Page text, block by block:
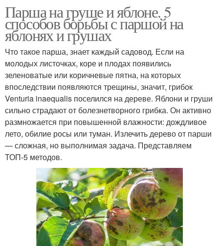
Парша на груше и яблоне. 5
способов борьбы с паршой на
яблонях и грушах
Что такое парша, знает каждый садовод. Если на
молодых листочках, коре и плодах появились
зеленоватые или коричневые пятна, на которых
впоследствии появляются трещины, значит, грибок
Venturia inaequalis поселился на дереве. Яблони и груши
сильно страдают от болезнетворного грибка. Он активно
размножается при повышенной влажности: дождливое
лето, обилие росы или туман. Излечить дерево от парши
— сложная, но выполнимая задача. Представляем
ТОП-5 методов.